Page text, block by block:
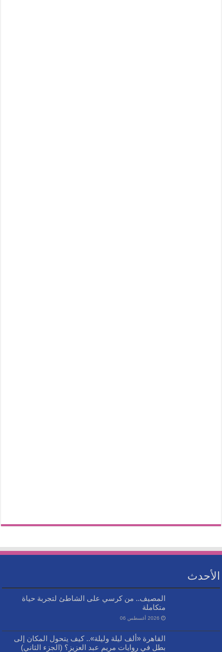
الأحدث
المصيف.. من كرسي على الشاطئ لتجربة حياة
متكاملة
2026 أغسطس 06
القاهرة «ألف ليلة وليلة».. كيف يتحول المكان إلى
بطل في روايات مريم عبد العزيز؟ (الجزء الثاني)